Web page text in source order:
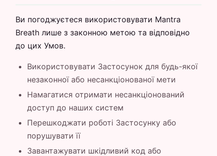
Ви погоджуєтеся використовувати Mantra
Breath лише з законною метою та відповідно
до цих Умов.
Використовувати Застосунок для будь-якої
незаконної або несанкціонованої мети
Намагатися отримати несанкціонований
доступ до наших систем
Перешкоджати роботі Застосунку або
порушувати її
Завантажувати шкідливий код або